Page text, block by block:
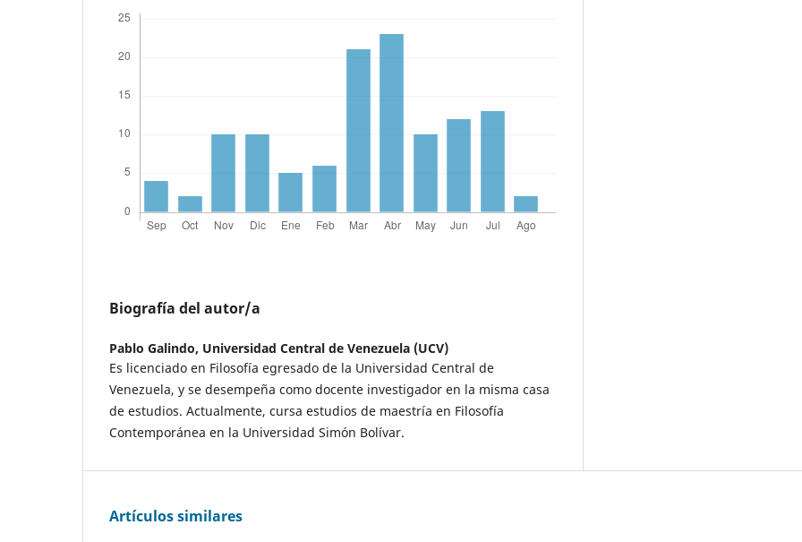
Biografía del autor/a
Pablo Galindo, Universidad Central de Venezuela (UCV)
Es licenciado en Filosofía egresado de la Universidad Central de
Venezuela, y se desempeña como docente investigador en la misma casa
de estudios. Actualmente, cursa estudios de maestría en Filosofía
Contemporánea en la Universidad Simón Bolívar.
Artículos similares